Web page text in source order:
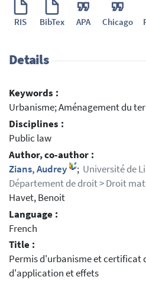
RIS BibTex APA Chicago
Details
Keywords :
Urbanisme; Aménagement du
Disciplines :
Public law
Author, co-author :
Zians, Audrey
; Université de
Département de droit > Droit
Havet, Benoit
Language :
French
Title :
Permis d'urbanisme et certificat
d'application et effets